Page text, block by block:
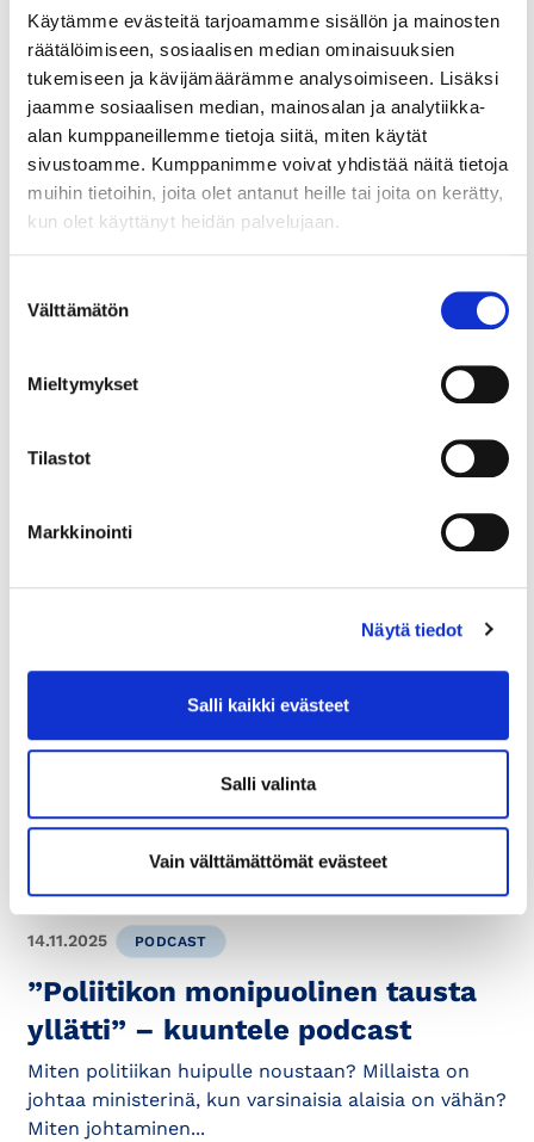
Käytämme evästeitä tarjoamamme sisällön ja mainosten
räätälöimiseen, sosiaalisen median ominaisuuksien
tukemiseen ja kävijämäärämme analysoimiseen. Lisäksi
jaamme sosiaalisen median, mainosalan ja analytiikka-
alan kumppaneillemme tietoja siitä, miten käytät
sivustoamme. Kumppanimme voivat yhdistää näitä tietoja
muihin tietoihin, joita olet antanut heille tai joita on kerätty,
kun olet käyttänyt heidän palvelujaan.
valinta
Välttämätön
Mieltymykset
Tilastot
Markkinointi
Näytä tiedot
Salli kaikki evästeet
Salli valinta
Vain välttämättömät evästeet
Painettu kirja:
Luova tekoäly työn
supervoimana – KauppakamariKauppa
e-kirja:
Luova tekoäly työn supervoimana –
KauppakamariKauppa
12.12.2025 PODCAST
”Yrittäjän suunnitelmallisuus
yllätti” – kuuntele podcast
hyötyä yrittäjätaustasta on politiikassa? Entä miltä
tuntuu vaihtaa uraa?...
14.11.2025 PODCAST
”Poliitikon monipuolinen tausta
yllätti” – kuuntele podcast
Miten politiikan huipulle noustaan? Millaista on
johtaa ministerinä, kun varsinaisia alaisia on vähän?
Miten johtaminen...